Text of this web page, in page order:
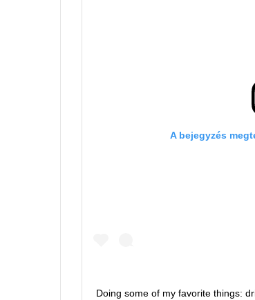
A bejegyzés
Doing some of my favorite things: